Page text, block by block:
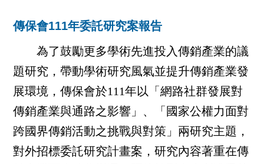
傳保會111年委託研究案報告
為了鼓勵更多學術先進投入傳銷產業的議
題研究，帶動學術研究風氣並提升傳銷產業發
展環境，傳保會於111年以「網路社群發展對
傳銷產業與通路之影響」、「國家公權力面對
跨國界傳銷活動之挑戰與對策」兩研究主題，
對外招標委託研究計畫案，研究內容著重在傳